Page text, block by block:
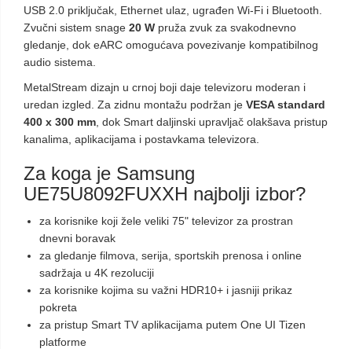
USB 2.0 priključak, Ethernet ulaz, ugrađen Wi-Fi i Bluetooth.
Zvučni sistem snage 20 W pruža zvuk za svakodnevno
gledanje, dok eARC omogućava povezivanje kompatibilnog
audio sistema.
MetalStream dizajn u crnoj boji daje televizoru moderan i
uredan izgled. Za zidnu montažu podržan je VESA standard
400 x 300 mm , dok Smart daljinski upravljač olakšava pristup
kanalima, aplikacijama i postavkama televizora.
Za koga je Samsung
UE75U8092FUXXH najbolji izbor?
za korisnike koji žele veliki 75" televizor za prostran
dnevni boravak
za gledanje filmova, serija, sportskih prenosa i online
sadržaja u 4K rezoluciji
za korisnike kojima su važni HDR10+ i jasniji prikaz
pokreta
za pristup Smart TV aplikacijama putem One UI Tizen
platforme